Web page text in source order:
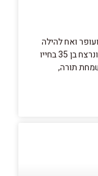
ואח להילה
נולד ב-16.11.1987, כ”ד בחשון תשמ”ח, ונרצח בן 35 בחייו